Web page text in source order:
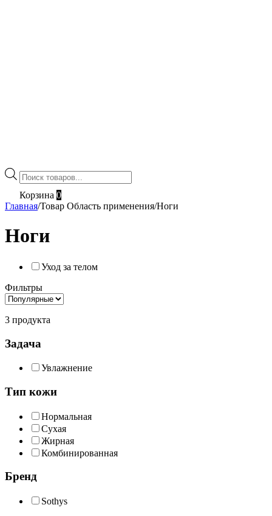
Поиск
товаров
Корзина 0
Главная/Товар Область применения/Ноги
Ноги
Уход за телом
Фильтры
3 продукта
Задача
Увлажнение
Тип кожи
Нормальная
Сухая
Жирная
Комбинированная
Бренд
Sothys